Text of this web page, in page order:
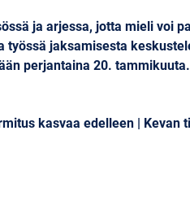
ja arjessa, jotta mieli voi
työssä jaksamisesta
perjantaina 20.
kasvaa edelleen | Kevan